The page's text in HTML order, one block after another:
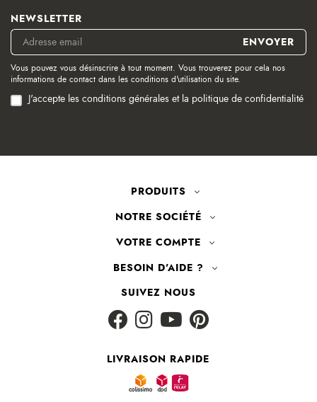
NEWSLETTER
Vous pouvez vous désinscrire à tout moment. Vous trouverez pour cela nos
informations de contact dans les conditions d'utilisation du site.
J'accepte les conditions générales et la politique de confidentialité
PRODUITS
NOTRE SOCIÉTÉ
VOTRE COMPTE
BESOIN D'AIDE ?
SUIVEZ NOUS
LIVRAISON RAPIDE